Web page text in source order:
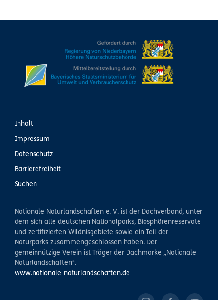
Inhalt
Impressum
Datenschutz
Barrierefreiheit
Suchen
Nationale Naturlandschaften e. V. ist der Dachverband, unter
dem sich alle deutschen Nationalparks, Biosphärenreservate
und zertifizierten Wildnisgebiete sowie ein Teil der
Naturparks zusammengeschlossen haben. Der
gemeinnützige Verein ist Träger der Dachmarke „Nationale
Naturlandschaften“.
www.nationale-naturlandschaften.de